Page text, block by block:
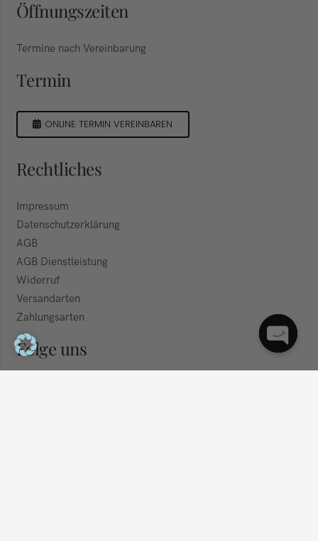
Öffnungszeiten
Termine nach Vereinbarung
Termin
ONLINE TERMIN VEREINBAREN
Rechtliches
Impressum
Datenschutzerklärung
AGB
AGB Dienstleistung
Widerruf
Versandarten
Zahlungsarten
Folge uns